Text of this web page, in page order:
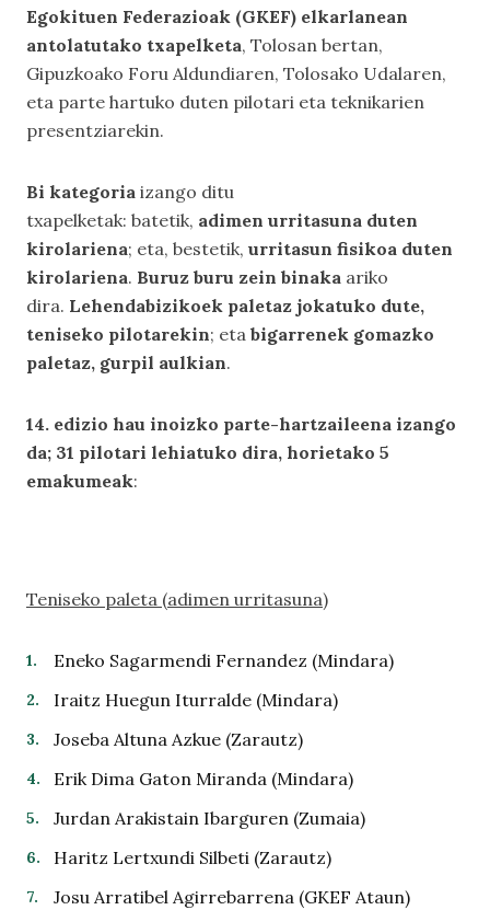
Egokituen Federazioak (GKEF) elkarlanean
antolatutako txapelketa, Tolosan bertan,
Gipuzkoako Foru Aldundiaren, Tolosako Udalaren,
eta parte hartuko duten pilotari eta teknikarien
presentziarekin.
Bi kategoria izango ditu
txapelketak: batetik, adimen urritasuna duten
kirolariena; eta, bestetik, urritasun fisikoa duten
kirolariena. Buruz buru zein binaka ariko
dira. Lehendabizikoek paletaz jokatuko dute,
teniseko pilotarekin; eta bigarrenek gomazko
paletaz, gurpil aulkian.
14. edizio hau inoizko parte-hartzaileena izango
da; 31 pilotari lehiatuko dira, horietako 5
emakumeak:
Teniseko paleta (adimen urritasuna)
Eneko Sagarmendi Fernandez (Mindara)
Iraitz Huegun Iturralde (Mindara)
Joseba Altuna Azkue (Zarautz)
Erik Dima Gaton Miranda (Mindara)
Jurdan Arakistain Ibarguren (Zumaia)
Haritz Lertxundi Silbeti (Zarautz)
Josu Arratibel Agirrebarrena (GKEF Ataun)